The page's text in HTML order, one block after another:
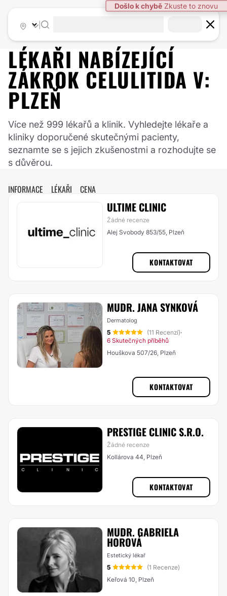
LÉKAŘI NABÍZEJÍCÍ
ZÁKROK CELULITIDA V:
PLZEŇ
Více než 999 lékařů a klinik. Vyhledejte lékaře a
kliniky doporučené skutečnými pacienty,
seznamte se s jejich zkušenostmi a rozhodujte se
s důvěrou.
INFORMACE LÉKAŘI CENA
ULTIME CLINIC
Žádné recenze
Alej Svobody 853/55, Plzeň
KONTAKTOVAT
MUDR. JANA SYNKOVÁ
Dermatolog
5 (11 Recenzí)·
6 Skutečných příběhů
Houškova 507/26, Plzeň
KONTAKTOVAT
PRESTIGE CLINIC S.R.O.
Žádné recenze
Kollárova 44, Plzeň
KONTAKTOVAT
MUDR. GABRIELA
HOROVÁ
Estetický lékař
5
(1 Recenze)
Keřová 10, Plzeň